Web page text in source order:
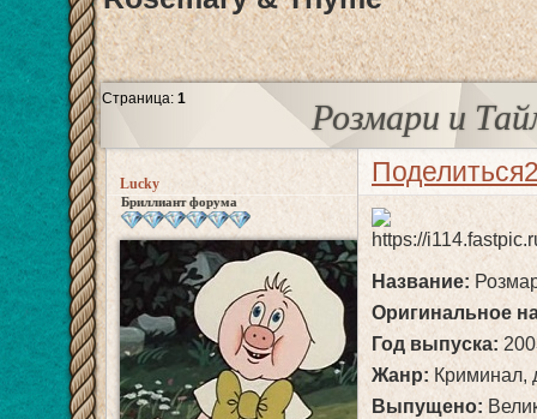
Розмари и
Страница:1
Поделиться
Lucky
Бриллиант форума
Название:
Оригинальное
Год выпуска:
Жанр: Криминал,
Выпущено: